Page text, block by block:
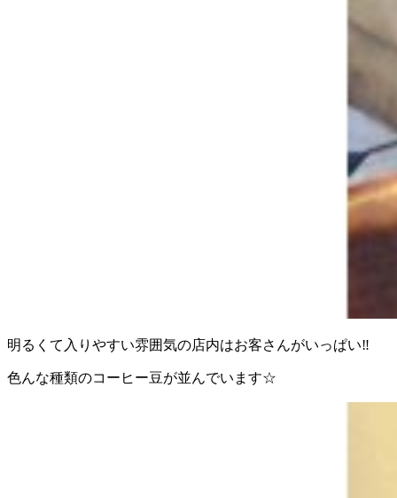
明るくて入りやすい雰囲気の店内はお客さんがいっぱい‼︎
色んな種類のコーヒー豆が並んでいます☆